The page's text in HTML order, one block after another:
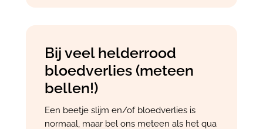
Bij veel helderrood
bloedverlies (meteen
bellen!)
Een beetje slijm en/of bloedverlies is
normaal, maar bel ons meteen als het qua